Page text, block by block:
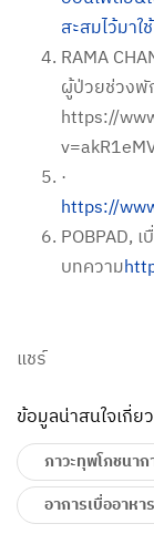
แชร์
ข้อมูลน่าสนใจเกี่ย
ภาวะทุพโภชนาก
อาการเบื่ออาหาร
สะสมไว้มาใช้
RAMA
ผู้ป่วยช่วงพั
https://
·
https://
POBPAD,
บทความ